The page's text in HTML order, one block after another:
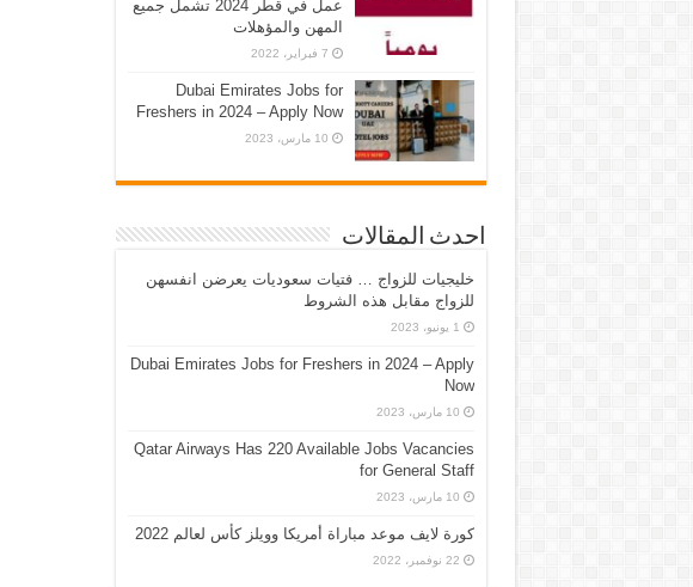
عمل في قطر 2024 تشمل جميع
المهن والمؤهلات
7 فبراير، 2022
Dubai Emirates Jobs for
Freshers in 2024 – Apply Now
10 مارس، 2023
احدث المقالات
خليجيات للزواج … فتيات سعوديات يعرضن انفسهن
للزواج مقابل هذه الشروط
1 يونيو، 2023
Dubai Emirates Jobs for Freshers in 2024 – Apply
Now
10 مارس، 2023
Qatar Airways Has 220 Available Jobs Vacancies
for General Staff
10 مارس، 2023
كورة لايف موعد مباراة أمريكا وويلز كأس لعالم 2022
22 نوفمبر، 2022